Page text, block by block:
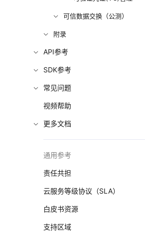
可信数据交换（公测）
附录
API参考
SDK参考
常见问题
视频帮助
更多文档
通用参考
责任共担
云服务等级协议（SLA）
白皮书资源
支持区域